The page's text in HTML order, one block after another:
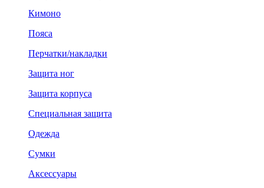
Кимоно
Пояса
Перчатки/накладки
Защита ног
Защита корпуса
Специальная защита
Одежда
Сумки
Аксессуары